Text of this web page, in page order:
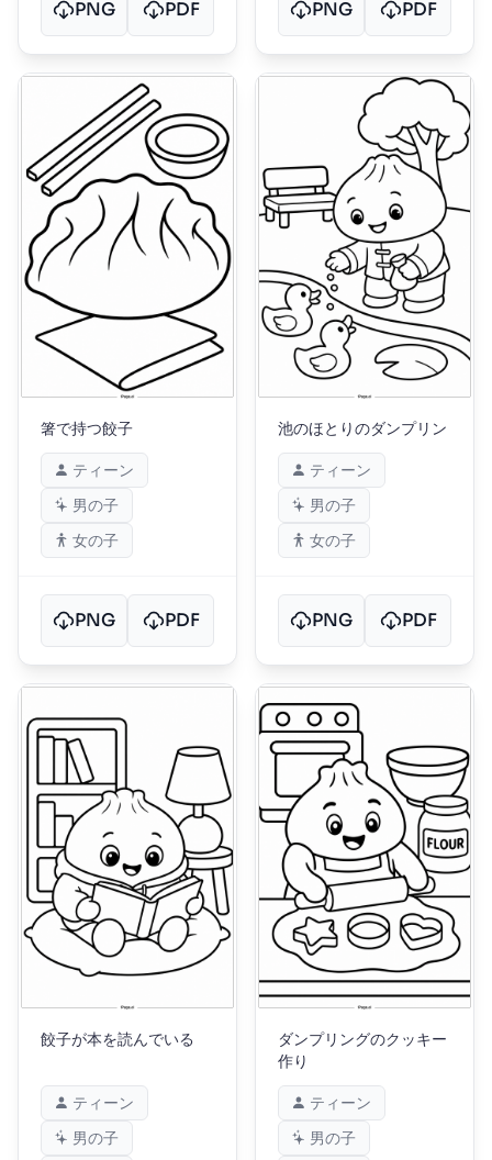
PNG PDF PNG PDF
箸で持つ餃子
ティーン
男の子
女の子
PNG PDF
池のほとりのダンプリン
ティーン
男の子
女の子
PNG PDF
餃子が本を読んでいる
ティーン
男の子
ダンプリングのクッキー
作り
ティーン
男の子